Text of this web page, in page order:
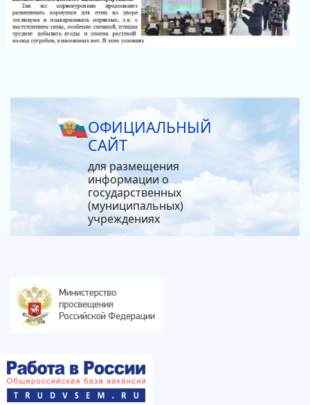
ОФИЦИАЛЬНЫЙ
САЙТ
для размещения
информации о
государственных
(муниципальных)
учреждениях